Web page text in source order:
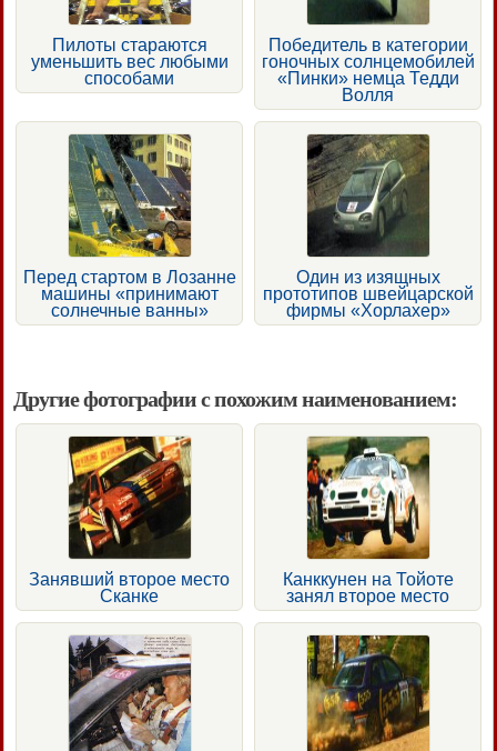
Пилоты стараются
уменьшить вес любыми
способами
Победитель в категории
гоночных солнцемобилей
«Пинки» немца Тедди
Волля
Перед стартом в Лозанне
машины «принимают
солнечные ванны»
Один из изящных
прототипов швейцарской
фирмы «Хорлахер»
Другие фотографии с похожим наименованием:
Занявший второе место
Сканке
Канккунен на Тойоте
занял второе место